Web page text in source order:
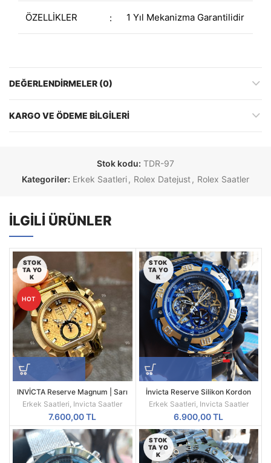
ÖZELLİKLER : 1 Yıl Mekanizma Garantilidir
DEĞERLENDIRMELER (0)
KARGO VE ÖDEME BILGILERI
Stok kodu: TDR-97
Kategoriler: Erkek Saatleri , Rolex Datejust , Rolex Saatler
İLGILI ÜRÜNLER
STOK
TA YO
K
HOT
INVİCTA Reserve Magnum | Sarı
Kasa | Sarı Kadran | 52MM |
Quartz | Radikal Saat
Erkek Saatleri Invicta Saatler
7.600,00TL
STOK
TA YO
K
İnvicta Reserve Silikon Kordon
Replika Erkek Kol Saati
Erkek Saatleri Invicta Saatler
6.900,00TL
STOK
TA YO
K